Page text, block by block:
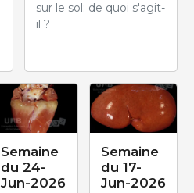
sur le sol; de quoi s'agit-
il ?
Semaine
du 24-
Jun-2026
Semaine
du 17-
Jun-2026